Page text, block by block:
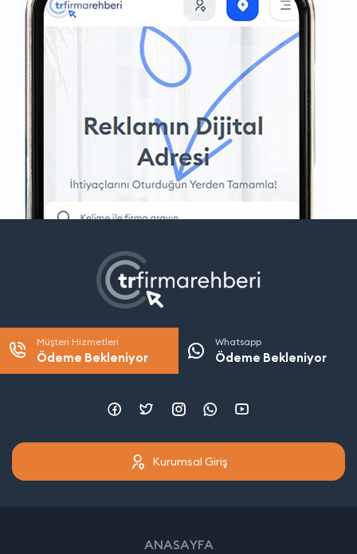
Müşteri Hizmetleri
Ödeme Bekleniyor
Whatsapp
Ödeme Bekleniyor
Kurumsal Giriş
ANASAYFA